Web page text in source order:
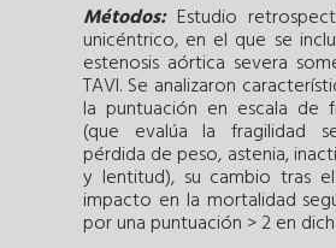
Métodos:Estudio
unicéntrico, en el que se
estenosis aórtica severa
TAVI. Se analizaron
la puntuación en escala de
(que evalúa la fragilidad
pérdida de peso, astenia,
y lentitud), su cambio tras
impacto en la mortalidad
por una puntuación > 2 en